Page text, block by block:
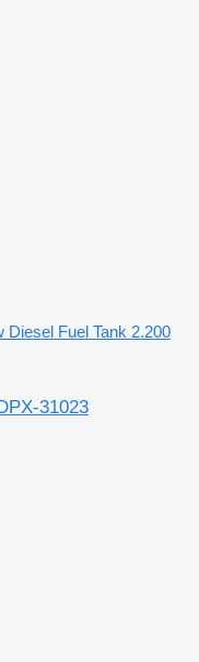
Diesel Fuel Tank 2.200
31023